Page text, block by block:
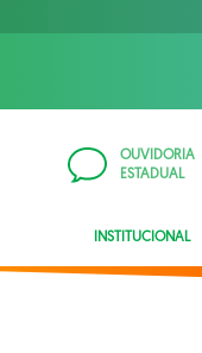
OUVIDORIA
ESTADUAL
INSTITUCIONAL